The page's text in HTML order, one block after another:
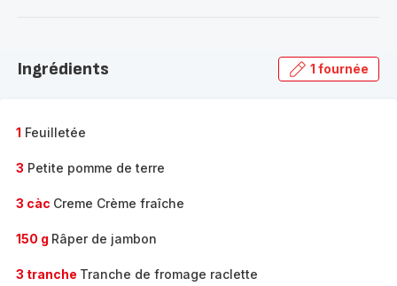
gamme
Ingrédients 1 fournée
1 Feuilletée
3 Petite pomme de terre
3 càc Creme Crème fraîche
150 g Râper de jambon
3 tranche Tranche de fromage raclette